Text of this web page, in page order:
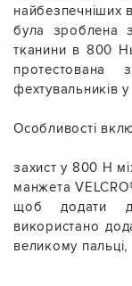
найбезпечніших
була зроблена
тканини в 800
протестована
фехтувальників у
Особливості
захист у 800 Н
манжета
щоб додати
використано
великому пальці,